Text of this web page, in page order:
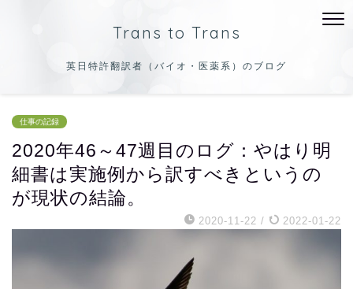
Trans to Trans
英日特許翻訳者（バイオ・医薬系）のブログ
仕事の記録
2020年46～47週目のログ：やはり明
細書は実施例から訳すべきというの
が現状の結論。
2020-11-22 / 2022-01-22